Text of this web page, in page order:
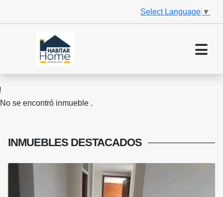
Select Language ▼
No se encontró inmueble .
INMUEBLES DESTACADOS